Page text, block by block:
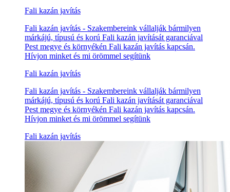
Fali kazán javítás
Fali kazán javítás - Szakembereink vállalják bármilyen
márkájú, típusú és korú Fali kazán javítását garanciával
Pest megye és környékén Fali kazán javítás kapcsán.
Hívjon minket és mi örömmel segítünk
Fali kazán javítás
Fali kazán javítás - Szakembereink vállalják bármilyen
márkájú, típusú és korú Fali kazán javítását garanciával
Pest megye és környékén Fali kazán javítás kapcsán.
Hívjon minket és mi örömmel segítünk
Fali kazán javítás